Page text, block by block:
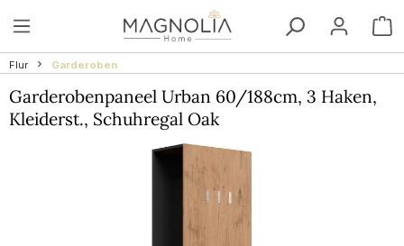
Zum Hauptinhalt springen
Flur Garderoben
Garderobenpaneel Urban 60/188cm, 3 Haken,
Kleiderst., Schuhregal Oak
Bildergalerie überspringen